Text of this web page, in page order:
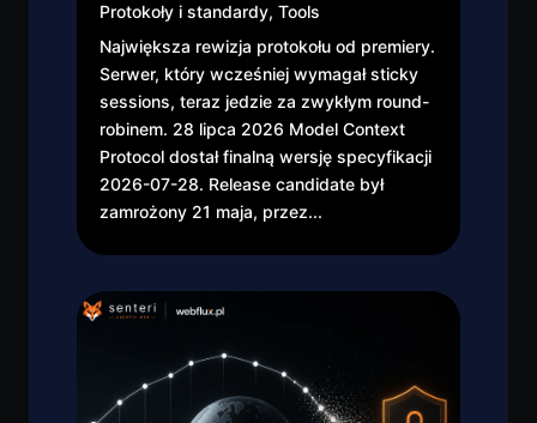
Protokoły i standardy, Tools
Największa rewizja protokołu od premiery.
Serwer, który wcześniej wymagał sticky
sessions, teraz jedzie za zwykłym round-
robinem. 28 lipca 2026 Model Context
Protocol dostał finalną wersję specyfikacji
2026-07-28. Release candidate był
zamrożony 21 maja, przez...